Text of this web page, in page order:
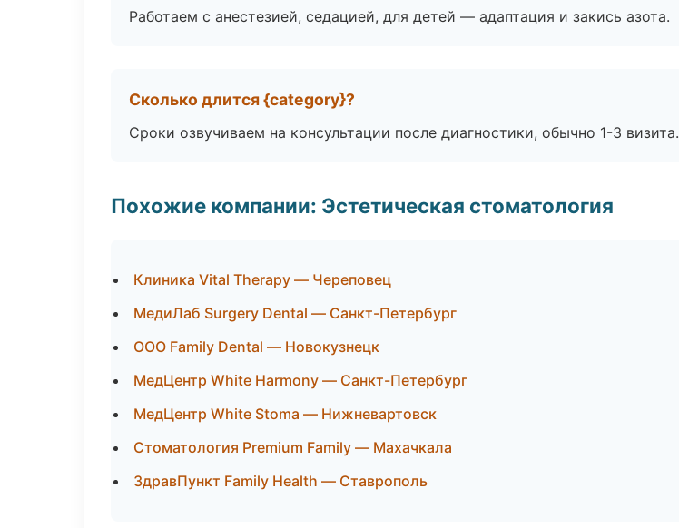
Работаем с анестезией, седацией, для детей — адаптация и закись азота.
Сколько длится {category}?
Сроки озвучиваем на консультации после диагностики, обычно 1-3 визита.
Похожие компании: Эстетическая стоматология
Клиника Vital Therapy — Череповец
МедиЛаб Surgery Dental — Санкт-Петербург
ООО Family Dental — Новокузнецк
МедЦентр White Harmony — Санкт-Петербург
МедЦентр White Stoma — Нижневартовск
Стоматология Premium Family — Махачкала
ЗдравПункт Family Health — Ставрополь